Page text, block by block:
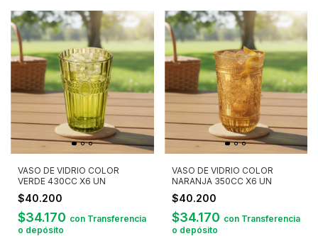
VASO DE VIDRIO COLOR
VERDE 430CC X6 UN
$40.200
$34.170 con Transferencia
o depósito
VASO DE VIDRIO COLOR
NARANJA 350CC X6 UN
$40.200
$34.170 con Transferencia
o depósito